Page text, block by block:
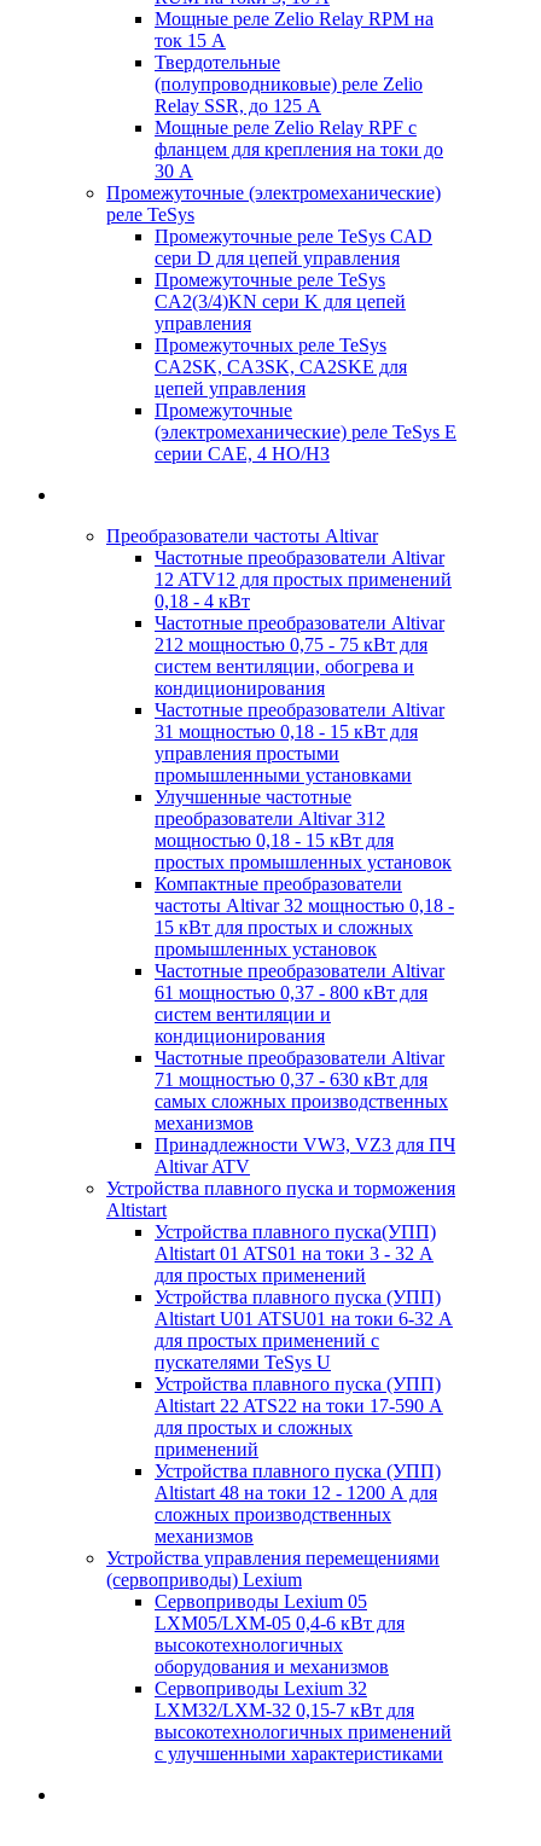
Мощные реле Zelio Relay RPM на
ток 15 А
Твердотельные
(полупроводниковые) реле Zelio
Relay SSR, до 125 А
Мощные реле Zelio Relay RPF с
фланцем для крепления на токи до
30 А
Промежуточные (электромеханические)
реле TeSys
Промежуточные реле TeSys CAD
сери D для цепей управления
Промежуточные реле TeSys
CA2(3/4)KN сери K для цепей
управления
Промежуточных реле TeSys
CA2SK, CA3SK, CA2SKE для
цепей управления
Промежуточные
(электромеханические) реле TeSys E
серии CAE, 4 НО/НЗ
Преобразователи частоты Altivar
Частотные преобразователи Altivar
12 ATV12 для простых применений
0,18 - 4 кВт
Частотные преобразователи Altivar
212 мощностью 0,75 - 75 кВт для
систем вентиляции, обогрева и
кондиционирования
Частотные преобразователи Altivar
31 мощностью 0,18 - 15 кВт для
управления простыми
промышленными установками
Улучшенные частотные
преобразователи Altivar 312
мощностью 0,18 - 15 кВт для
простых промышленных установок
Компактные преобразователи
частоты Altivar 32 мощностью 0,18 -
15 кВт для простых и сложных
промышленных установок
Частотные преобразователи Altivar
61 мощностью 0,37 - 800 кВт для
систем вентиляции и
кондиционирования
Частотные преобразователи Altivar
71 мощностью 0,37 - 630 кВт для
самых сложных производственных
механизмов
Принадлежности VW3, VZ3 для ПЧ
Altivar ATV
Устройства плавного пуска и торможения
Altistart
Устройства плавного пуска(УПП)
Altistart 01 ATS01 на токи 3 - 32 А
для простых применений
Устройства плавного пуска (УПП)
Altistart U01 ATSU01 на токи 6-32 А
для простых применений с
пускателями TeSys U
Устройства плавного пуска (УПП)
Altistart 22 ATS22 на токи 17-590 А
для простых и сложных
применений
Устройства плавного пуска (УПП)
Altistart 48 на токи 12 - 1200 А для
сложных производственных
механизмов
Устройства управления перемещениями
(сервоприводы) Lexium
Сервоприводы Lexium 05
LXM05/LXM-05 0,4-6 кВт для
высокотехнологичных
оборудования и механизмов
Сервоприводы Lexium 32
LXM32/LXM-32 0,15-7 кВт для
высокотехнологичных применений
с улучшенными характеристиками